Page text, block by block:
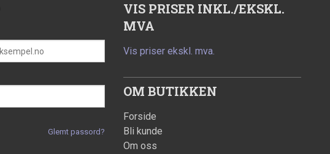
Glemt passord?
VIS PRISER INKL./EKSKL.
MVA
Vis priser ekskl. mva.
OM BUTIKKEN
Forside
Bli kunde
Om oss